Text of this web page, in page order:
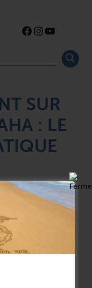
Ouverture de Facebook
Instagram
YouTube
SUR
: LE